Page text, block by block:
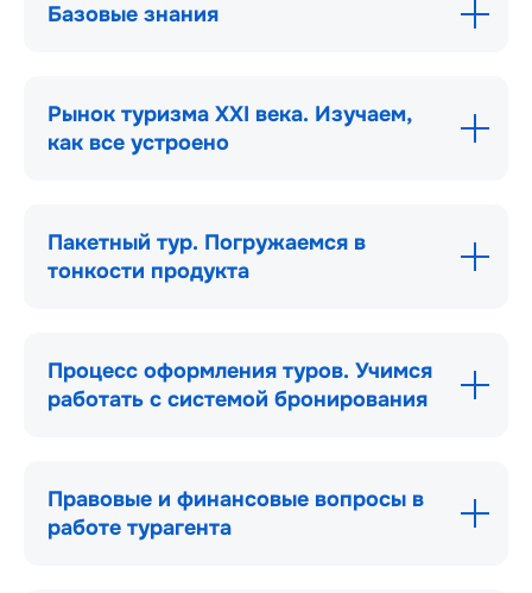
Базовые знания
Рынок туризма XXI века. Изучаем,
как все устроено
Пакетный тур. Погружаемся в
тонкости продукта
Процесс оформления туров. Учимся
работать с системой бронирования
Правовые и финансовые вопросы в
работе турагента